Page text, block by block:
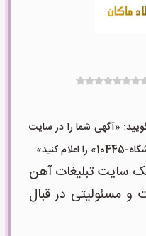
«آگهی شما را در سایت
کنید»
سایت تبلیغات آهن
مسئولیتی در قبال